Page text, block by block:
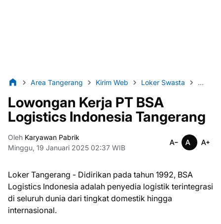
Area Tangerang Kirim Web Loker Swasta
Lowongan Kerja PT BSA
Logistics Indonesia Tangerang
Oleh Karyawan Pabrik
Minggu, 19 Januari 2025 02:37 WIB
Loker Tangerang - Didirikan pada tahun 1992, BSA
Logistics Indonesia adalah penyedia logistik terintegrasi
di seluruh dunia dari tingkat domestik hingga
internasional.